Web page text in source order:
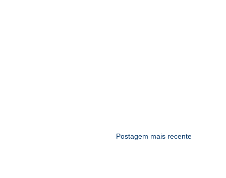
Postagem mais recente